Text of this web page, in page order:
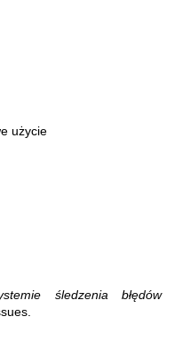
użycie
śledzenia błędów